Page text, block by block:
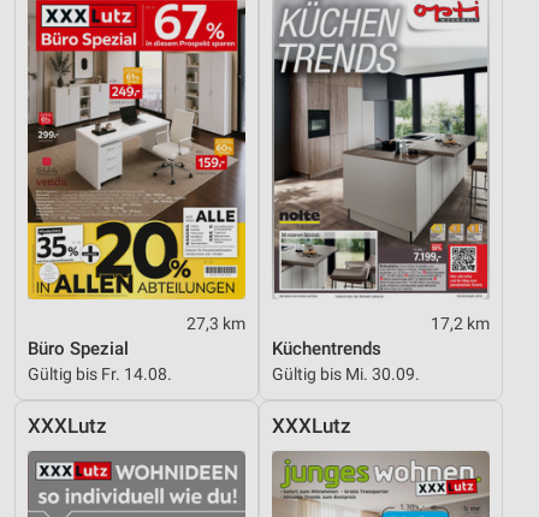
27,3 km
Büro Spezial
Gültig bis Fr. 14.08.
17,2 km
Küchentrends
Gültig bis Mi. 30.09.
XXXLutz XXXLutz
Notwendig
Performance
Funktional
Werbung